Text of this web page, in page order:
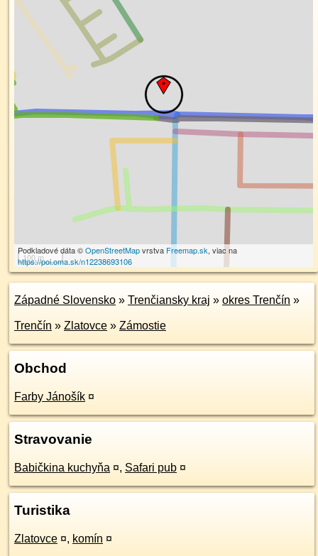
100 m
Podkladové dáta ©OpenStreetMapvrstva Freemap.sk, viac na
https://poi.oma.sk/n12238693106
Západné Slovensko » Trenčiansky kraj » okres Trenčín »
Trenčín » Zlatovce » Zámostie
Obchod
Farby Jánošík ¤
Stravovanie
Babičkina kuchyňa ¤, Safari pub ¤
Turistika
Zlatovce ¤, komín ¤